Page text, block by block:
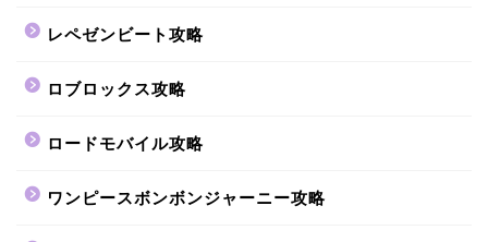
レペゼンビート攻略
ロブロックス攻略
ロードモバイル攻略
ワンピースボンボンジャーニー攻略